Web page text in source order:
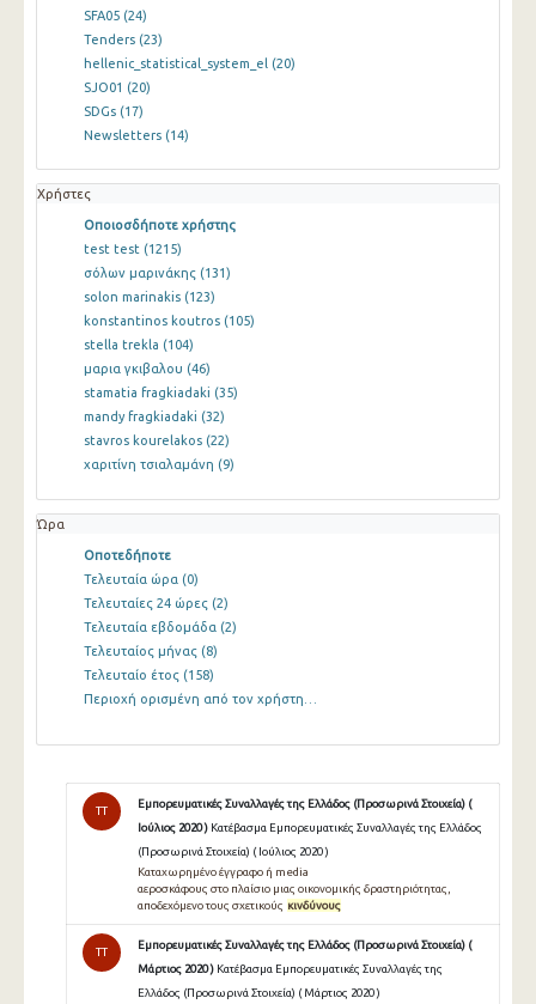
SFA05 (24)
Tenders (23)
hellenic_statistical_system_el (20)
SJO01 (20)
SDGs (17)
Newsletters (14)
Χρήστες
Οποιοσδήποτε χρήστης
test test (1215)
σόλων μαρινάκης (131)
solon marinakis (123)
konstantinos koutros (105)
stella trekla (104)
μαρια γκιβαλου (46)
stamatia fragkiadaki (35)
mandy fragkiadaki (32)
stavros kourelakos (22)
χαριτίνη τσιαλαμάνη (9)
Ώρα
Οποτεδήποτε
Τελευταία ώρα (0)
Τελευταίες 24 ώρες (2)
Τελευταία εβδομάδα (2)
Τελευταίος μήνας (8)
Τελευταίο έτος (158)
Περιοχή ορισμένη από τον χρήστη…
TT
Εμπορευματικές Συναλλαγές της Ελλάδος (Προσωρινά Στοιχεία) (
Ιούλιος 2020 ) Κατέβασμα Εμπορευματικές Συναλλαγές της Ελλάδος
(Προσωρινά Στοιχεία) ( Ιούλιος 2020 )
Καταχωρημένο έγγραφο ή media
αεροσκάφους στο πλαίσιο μιας οικονομικής δραστηριότητας,
αποδεχόμενο τους σχετικούς κινδύνους
TT
Εμπορευματικές Συναλλαγές της Ελλάδος (Προσωρινά Στοιχεία) (
Μάρτιος 2020 ) Κατέβασμα Εμπορευματικές Συναλλαγές της
Ελλάδος (Προσωρινά Στοιχεία) ( Μάρτιος 2020 )